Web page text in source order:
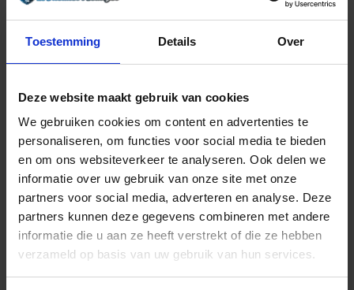
Toestemming Details Over
Deze website maakt gebruik van cookies
We gebruiken cookies om content en advertenties te
personaliseren, om functies voor social media te bieden
en om ons websiteverkeer te analyseren. Ook delen we
informatie over uw gebruik van onze site met onze
partners voor social media, adverteren en analyse. Deze
partners kunnen deze gegevens combineren met andere
informatie die u aan ze heeft verstrekt of die ze hebben
verzameld op basis van uw gebruik van hun services.
SUÈDE SCHOENEN TE
De kleur van suède schoenen kan na verloop van tijd
die je kunt volgen om de kleur van je suède
schoenen te behouden:
Vermijd blootstelling aan direct zonlicht,
omdat dit de kleur van suède kan vervagen.
Bewaar je suède schoenen op een koele, droge
plaats om verkleuring te voorkomen.
Gebruik een suède borstel om de kleur op te
frissen en het suède op te ruwen.